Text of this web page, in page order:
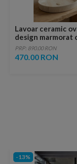
Lavoar ceramic
design marmorat
lucios cu vene aurii,
ventil inclus
PRP: 890.00 RON
470.00 RON
-13%